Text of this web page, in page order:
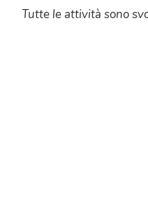
Tutte le attività sono